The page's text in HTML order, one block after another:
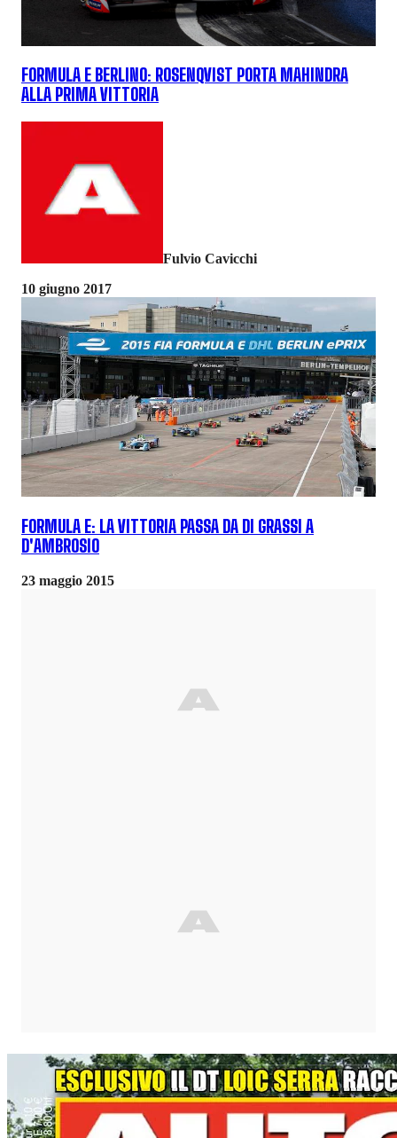
FORMULA E BERLINO: ROSENQVIST PORTA MAHINDRA
ALLA PRIMA VITTORIA
Fulvio Cavicchi
10 giugno 2017
FORMULA E: LA VITTORIA PASSA DA DI GRASSI A
D'AMBROSIO
23 maggio 2015